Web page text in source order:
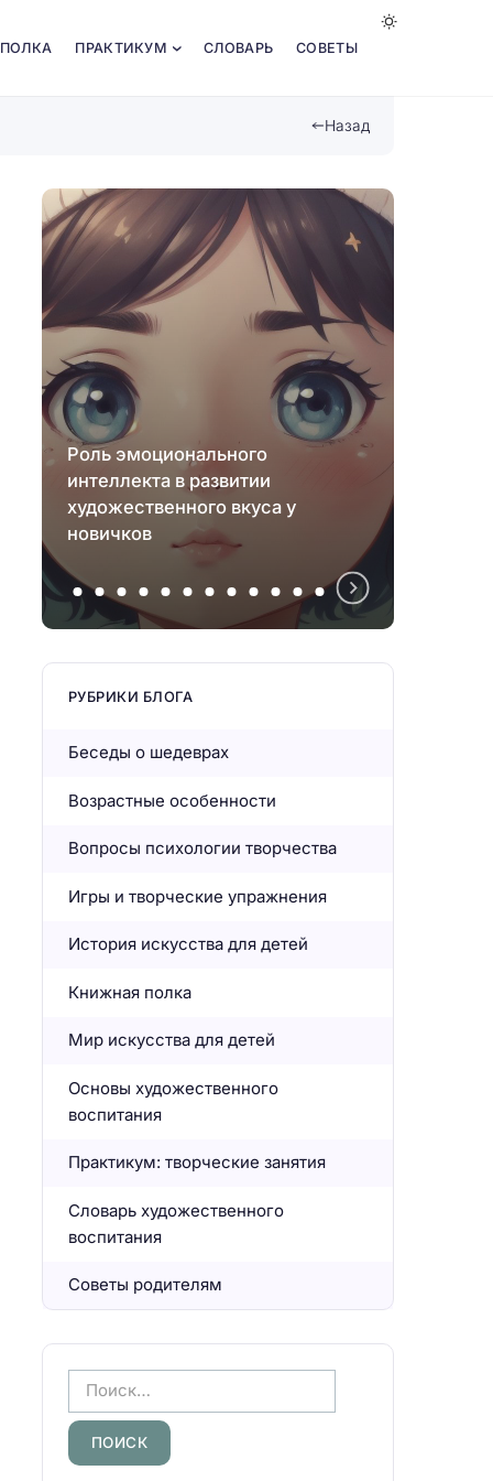
ПРАКТИКУМ СЛОВАРЬ СОВЕТЫ
Назад
Роль эмоционального
интеллекта в развитии
художественного вкуса у
новичков
РУБРИКИ БЛОГА
Беседы о шедеврах
Возрастные особенности
Вопросы психологии творчества
Игры и творческие упражнения
История искусства для детей
Книжная полка
Мир искусства для детей
Основы художественного
воспитания
Практикум: творческие занятия
Словарь художественного
воспитания
Советы родителям
а
й
т